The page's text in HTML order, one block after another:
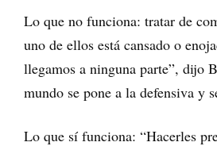
Lo que no funciona: tratar de
uno de ellos está cansado o
llegamos a ninguna parte”, dijo
mundo se pone a la defensiva y
Lo que sí funciona: “Hacerles